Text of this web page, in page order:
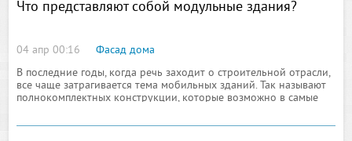
Что представляют собой модульные здания?
04 апр 00:16
Фасад дома
В последние годы, когда речь заходит о строительной отрасли,
все чаще затрагивается тема мобильных зданий. Так называют
полнокомплектных конструкции, которые возможно в самые